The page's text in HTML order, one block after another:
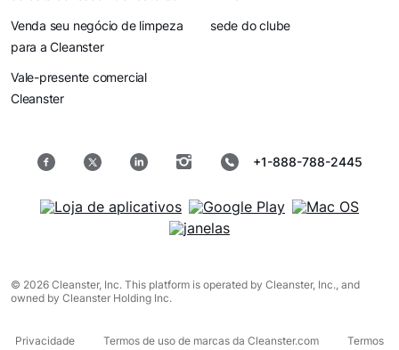
Venda seu negócio de limpeza
para a Cleanster
Vale-presente comercial
Cleanster
sede do clube
+1-888-788-2445
© 2026 Cleanster, Inc. This platform is operated by Cleanster, Inc., and
owned by Cleanster Holding Inc.
Privacidade Termos de uso de marcas da Cleanster.com Termos